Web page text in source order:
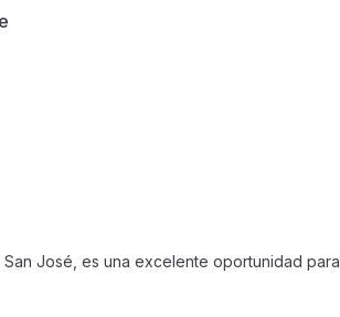
José, es una excelente oportunidad para